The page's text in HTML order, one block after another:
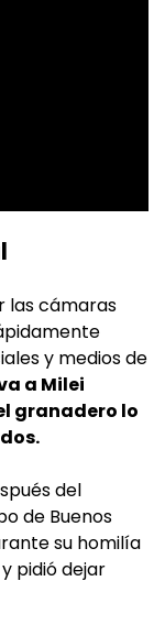
las cámaras
y medios de
a Milei
granadero lo
del
de Buenos
su homilía
pidió dejar